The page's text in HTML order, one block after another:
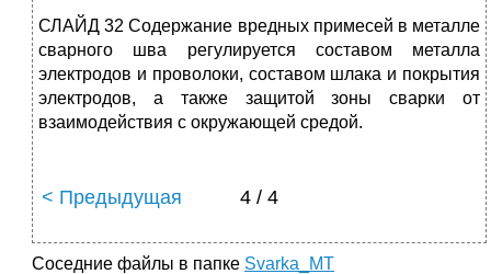
СЛАЙД 32 Содержание вредных примесей в металле
сварного шва регулируется составом металла
электродов и проволоки, составом шлака и покрытия
электродов, а также защитой зоны сварки от
взаимодействия с окружающей средой.
< Предыдущая 4 / 4
Соседние файлы в папке Svarka_MT